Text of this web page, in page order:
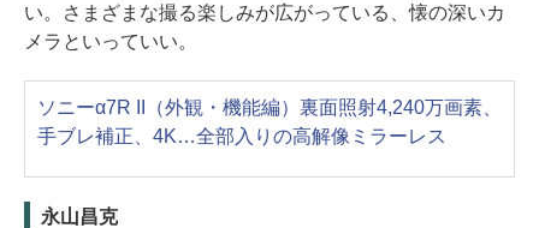
い。さまざまな撮る楽しみが広がっている、懐の深いカ
メラといっていい。
ソニーα7R II（外観・機能編）裏面照射4,240万画素、
手ブレ補正、4K…全部入りの高解像ミラーレス
永山昌克